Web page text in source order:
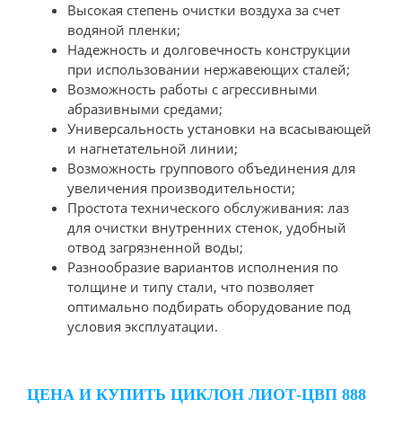
Высокая степень очистки воздуха за счет
водяной пленки;
Надежность и долговечность конструкции
при использовании нержавеющих сталей;
Возможность работы с агрессивными
абразивными средами;
Универсальность установки на всасывающей
и нагнетательной линии;
Возможность группового объединения для
увеличения производительности;
Простота технического обслуживания: лаз
для очистки внутренних стенок, удобный
отвод загрязненной воды;
Разнообразие вариантов исполнения по
толщине и типу стали, что позволяет
оптимально подбирать оборудование под
условия эксплуатации.
ЦЕНА И КУПИТЬ ЦИКЛОН ЛИОТ-ЦВП 888